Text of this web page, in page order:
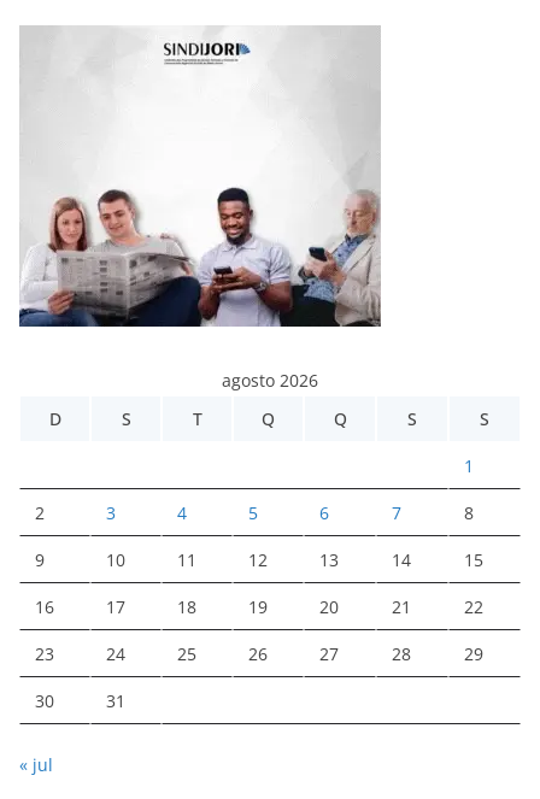
agosto 2026
D
S T Q Q S S
1
2 3 4 5 6 7 8
9 10 11 12 13 14 15
16 17 18 19 20 21 22
23 24 25 26 27 28 29
30 31
« jul